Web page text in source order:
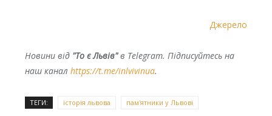
Джерело
Новини від "То є Львів"в Telegram. Підписуйтесь на
наш канал https://t.me/inlvivinua.
ТЕГИ: історія львова пам'ятники у Львові